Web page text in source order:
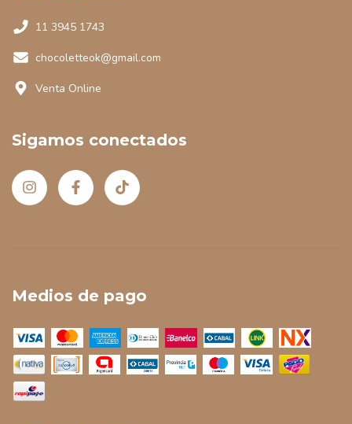
11 3945 1743
chocoletteok@gmail.com
Venta Online
Sigamos conectados
Medios de pago